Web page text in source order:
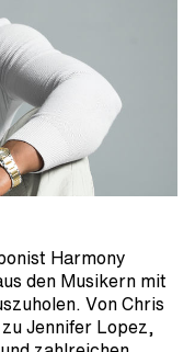
Harmony
den Musikern mit
Von Chris
Jennifer Lopez,